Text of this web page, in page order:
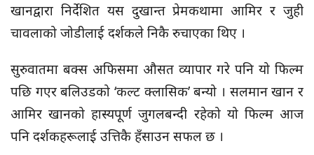
खानद्वारा निर्देशित यस दुखान्त प्रेमकथामा आमिर र जुही
चावलाको जोडीलाई दर्शकले निकै रुचाएका थिए ।
सुरुवातमा बक्स अफिसमा औसत व्यापार गरे पनि यो फिल्म
पछि गएर बलिउडको ‘कल्ट क्लासिक’ बन्यो । सलमान खान र
आमिर खानको हास्यपूर्ण जुगलबन्दी रहेको यो फिल्म आज
पनि दर्शकहरूलाई उत्तिकै हँसाउन सफल छ ।